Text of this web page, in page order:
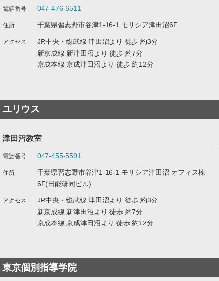
047-476-6511
千葉県習志野市谷津1-16-1 モリシア津田沼6F
JR中央・総武線 津田沼より 徒歩 約3分
新京成線 新津田沼より 徒歩 約7分
京成本線 京成津田沼より 徒歩 約12分
ユリウス
津田沼教室
047-455-5591
千葉県習志野市谷津1-16-1 モリシア津田沼 オフィス棟
6F(日能研同ビル)
JR中央・総武線 津田沼より 徒歩 約3分
新京成線 新津田沼より 徒歩 約7分
京成本線 京成津田沼より 徒歩 約12分
東京個別指導学院